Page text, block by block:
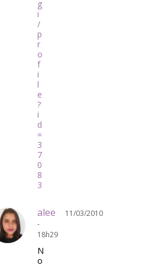
g
i
/
p
r
o
f
i
l
e
?
i
d
=
3
7
0
8
3
alee
11/03/2010
-
18h29
N
o